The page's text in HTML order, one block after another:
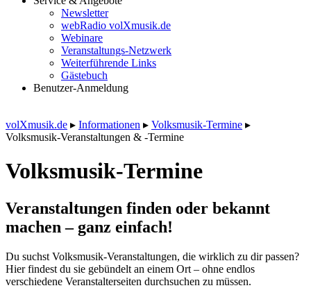
Newsletter
webRadio volXmusik.de
Webinare
Veranstaltungs-Netzwerk
Weiterführende Links
Gästebuch
Benutzer-Anmeldung
volXmusik.de ▸ Informationen ▸ Volksmusik-Termine ▸
Volksmusik-Veranstaltungen & -Termine
Volksmusik-Termine
Veranstaltungen finden oder bekannt
machen – ganz einfach!
Du suchst Volksmusik-Veranstaltungen, die wirklich zu dir passen?
Hier findest du sie gebündelt an einem Ort – ohne endlos
verschiedene Veranstalterseiten durchsuchen zu müssen.